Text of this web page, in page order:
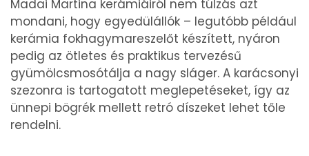
Madai Martina kerámiáiról nem túlzás azt
mondani, hogy egyedülállók – legutóbb például
kerámia fokhagymareszelőt készített, nyáron
pedig az ötletes és praktikus tervezésű
gyümölcsmosótálja a nagy sláger. A karácsonyi
szezonra is tartogatott meglepetéseket, így az
ünnepi bögrék mellett retró díszeket lehet tőle
rendelni.